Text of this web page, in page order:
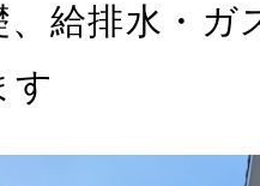
、給排水・ガ
す